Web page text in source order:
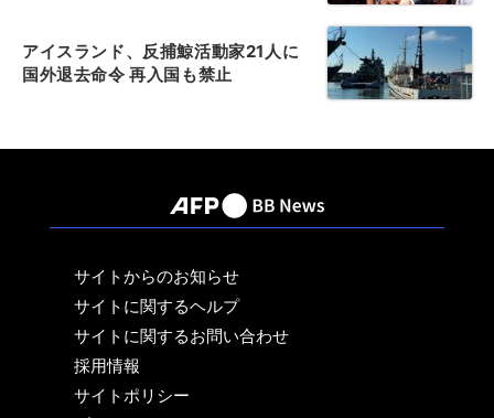
アイスランド、反捕鯨活動家21人に
国外退去命令 再入国も禁止
サイトからのお知らせ
サイトに関するヘルプ
サイトに関するお問い合わせ
採用情報
サイトポリシー